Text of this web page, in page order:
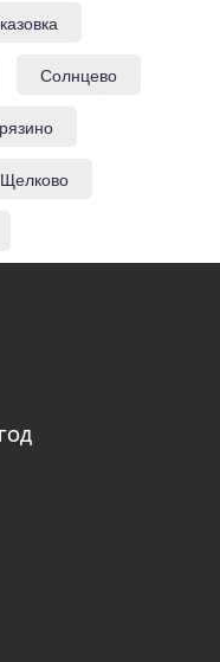
Солнцево
Щелково